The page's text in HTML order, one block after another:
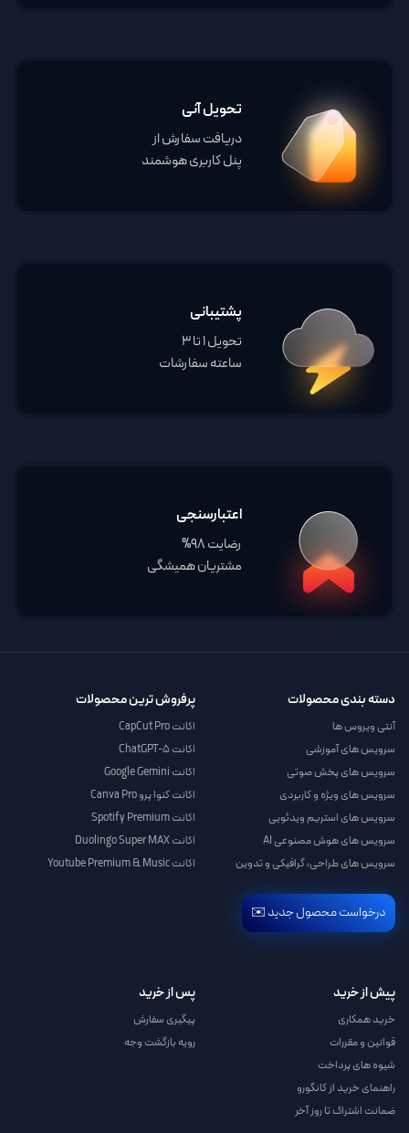
تحویل آنی
دریافت سفارش از
پنل کاربری هوشمند
پشتیبانی
تحویل 1 تا 3
ساعته سفارشات
اعتبارسنجی
رضایت 98%
مشتریان همیشگی
دسته بندی محصولات
آنتی ویروس ها
سرویس های آموزشی
سرویس های پخش صوتی
سرویس های ویژه و کاربردی
سرویس های استریم ویدئویی
سرویس های هوش مصنوعی AI
سرویس های طراحی، گرافیکی و تدوین
درخواست محصول جدید ✉️
پرفروش ترین محصولات
اکانت CapCut Pro
اکانت ChatGPT-5
اکانت Google Gemini
اکانت کنوا پرو Canva Pro
اکانت Spotify Premium
اکانت Duolingo Super MAX
اکانت Youtube Premium & Music
پیش از خرید
خرید همکاری
قوانین و مقررات
شیوه های پرداخت
راهنمای خرید از کانگورو
ضمانت اشتراک تا روز آخر
پس از خرید
پیگیری سفارش
رویه بازگشت وجه